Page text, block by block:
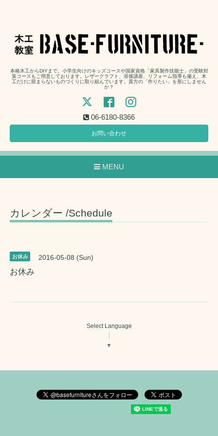
本格木工からDIYまで。小学生向けのキッズコースや国家資格「家具製作技能士」の受験対
策コースもご用意しております。レザークラフト、溶接講座、リフォーム指導も備え、木
工だけに留まらないものづくりに取り組んでいます。貴方の「作りたい」を形にしません
か？
06-6180-8366
お問い合わせ
MENU
カレンダー /Schedule
お休み 2016-05-08 (Sun)
お休み
Select Language
▼